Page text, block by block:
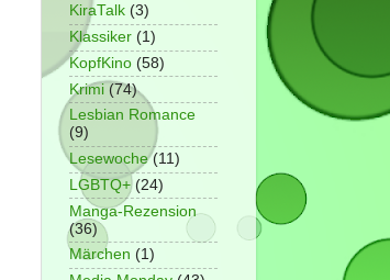
KiraTalk (3)
Klassiker (1)
KopfKino (58)
Krimi (74)
Lesbian Romance
(9)
Lesewoche (11)
LGBTQ+ (24)
Manga-Rezension
(36)
Märchen (1)